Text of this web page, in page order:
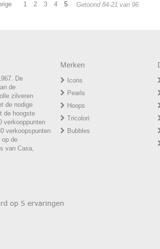
1 2 3 4 5 Getoond 84-21 van 96
De
de
zilveren
de nodige
de hoogste
verkooppunten
verkoopspunten
op de
van Casa,
Merken
Icons
Pearls
Hoops
Tricolori
Bubbles